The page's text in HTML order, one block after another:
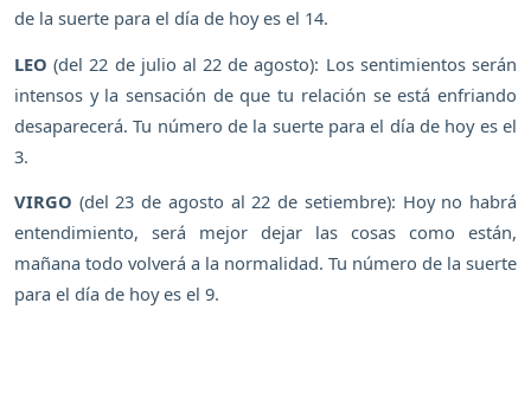
de la suerte para el día de hoy es el 14.
LEO (del 22 de julio al 22 de agosto): Los sentimientos serán
intensos y la sensación de que tu relación se está enfriando
desaparecerá. Tu número de la suerte para el día de hoy es el
3.
VIRGO (del 23 de agosto al 22 de setiembre): Hoy no habrá
entendimiento, será mejor dejar las cosas como están,
mañana todo volverá a la normalidad. Tu número de la suerte
para el día de hoy es el 9.